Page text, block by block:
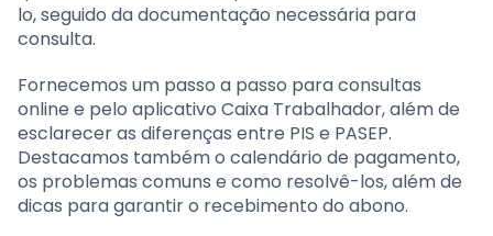
lo, seguido da documentação necessária para
consulta.
Fornecemos um passo a passo para consultas
online e pelo aplicativo Caixa Trabalhador, além de
esclarecer as diferenças entre PIS e PASEP.
Destacamos também o calendário de pagamento,
os problemas comuns e como resolvê-los, além de
dicas para garantir o recebimento do abono.